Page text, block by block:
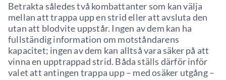
Betrakta således två kombattanter som kan välja
mellan att trappa upp en strid eller att avsluta den
utan att blodvite uppstår. Ingen av dem kan ha
fullständig information om motståndarens
kapacitet; ingen av dem kan alltså vara säker på att
vinna en upptrappad strid. Båda ställs därför inför
valet att antingen trappa upp – med osäker utgång –